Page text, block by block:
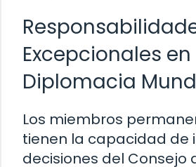
Excepcionales en
Diplomacia
Los miembros
tienen la capacidad de
decisiones del Consejo